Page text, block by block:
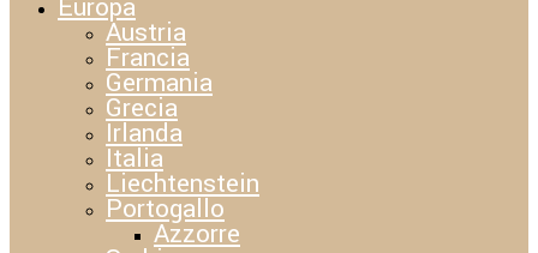
Europa
Austria
Francia
Germania
Grecia
Irlanda
Italia
Liechtenstein
Portogallo
Azzorre